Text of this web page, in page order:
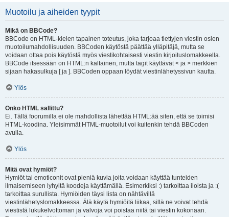
Muotoilu ja aiheiden tyypit
Mikä on BBCode?
BBCode on HTML-kielen tapainen toteutus, joka tarjoaa tiettyjen viestin osien
muotoilumahdollisuuden. BBCoden käytöstä päättää ylläpitäjä, mutta se
voidaan ottaa pois käytöstä myös viestikohtaisesti viestin kirjoituslomakkeella.
BBCode itsessään on HTML:n kaltainen, mutta tagit käyttävät < ja > merkkien
sijaan hakasulkuja [ ja ]. BBCoden oppaan löydät viestinlähetyssivun kautta.
Ylös
Onko HTML sallittu?
Ei. Tällä foorumilla ei ole mahdollista lähettää HTML:ää siten, että se toimisi
HTML-koodina. Yleisimmät HTML-muotoilut voi kuitenkin tehdä BBCoden
avulla.
Ylös
Mitä ovat hymiöt?
Hymiöt tai emoticonit ovat pieniä kuvia joita voidaan käyttää tunteiden
ilmaisemiseen lyhyitä koodeja käyttämällä. Esimerkiksi :) tarkoittaa iloista ja :(
tarkoittaa surullista. Hymiöiden täysi lista on nähtävillä
viestinlähetyslomakkeessa. Älä käytä hymiöitä liikaa, sillä ne voivat tehdä
viestistä lukukelvottoman ja valvoja voi poistaa niitä tai viestin kokonaan.